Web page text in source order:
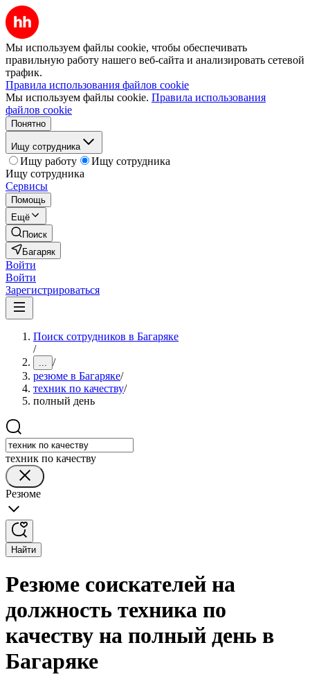
Мы используем файлы cookie, чтобы обеспечивать
правильную работу нашего веб-сайта и анализировать сетевой
трафик.
Правила использования файлов cookie
Мы используем файлы cookie. Правила использования
файлов cookie
Понятно
Ищу сотрудника
Ищу работу
Ищу сотрудника
Ищу сотрудника
Сервисы
Помощь
Ещё
Поиск
Багаряк
Войти
Войти
Зарегистрироваться
Поиск сотрудников в Багаряке
/
... /
резюме в Багаряке/
техник по качеству/
полный день
техник по качеству
Резюме
Найти
Резюме соискателей на
должность техника по
качеству на полный день в
Багаряке